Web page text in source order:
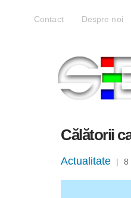
Contact Despre noi
Călătorii
Actualitate | 8